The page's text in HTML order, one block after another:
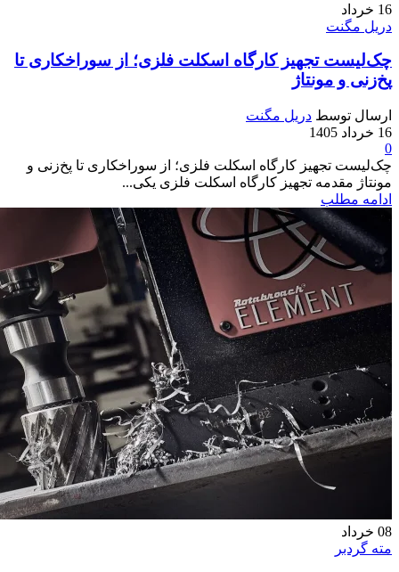
16 خرداد
دریل مگنت
چک‌لیست تجهیز کارگاه اسکلت فلزی؛ از سوراخکاری تا
پخ‌زنی و مونتاژ
ارسال توسط دریل مگنت
16 خرداد 1405
0
چک‌لیست تجهیز کارگاه اسکلت فلزی؛ از سوراخکاری تا پخ‌زنی و
مونتاژ مقدمه تجهیز کارگاه اسکلت فلزی یکی...
ادامه مطلب
08 خرداد
مته گردبر